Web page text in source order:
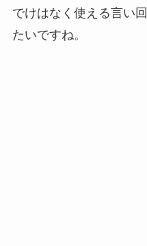
でけはなく使える言い
たいですね。